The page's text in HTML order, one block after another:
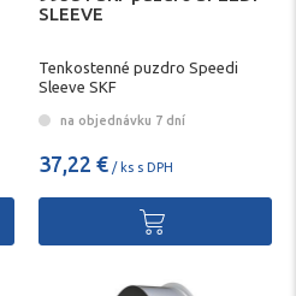
SLEEVE
Tenkostenné puzdro Speedi
Sleeve SKF
na objednávku 7 dní
37,22 € / ks s DPH